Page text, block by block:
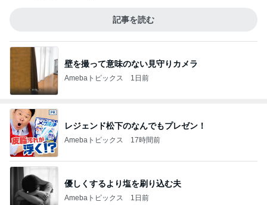
記事を読む
壁を撮って意味のない見守りカメラ
Amebaトピックス 1日前
レジェンド松下のなんでもプレゼン！
Amebaトピックス 17時間前
優しくするより塩を刷り込む夫
Amebaトピックス 1日前